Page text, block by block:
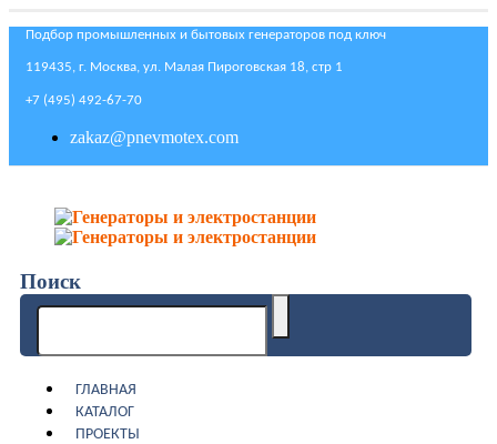
Подбор промышленных и бытовых генераторов под ключ
119435, г. Москва, ул. Малая Пироговская 18, стр 1
+7 (495) 492-67-70
zakaz@pnevmotex.com
Поиск
ГЛАВНАЯ
КАТАЛОГ
ПРОЕКТЫ